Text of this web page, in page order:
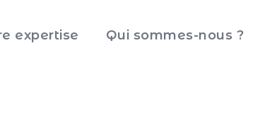
expertise Qui sommes-nous ?